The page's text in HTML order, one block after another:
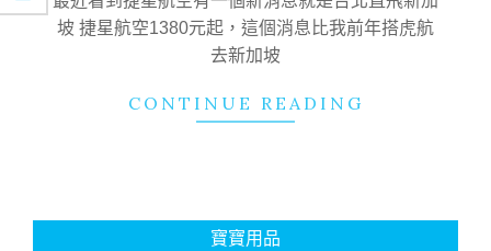
坡 捷星航空1380元起，這個消息比我前年搭虎航
去新加坡
CONTINUE READING
寶寶用品